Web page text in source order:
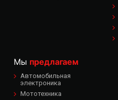
Мы предлагаем
Автомобильная
электроника
Мототехника